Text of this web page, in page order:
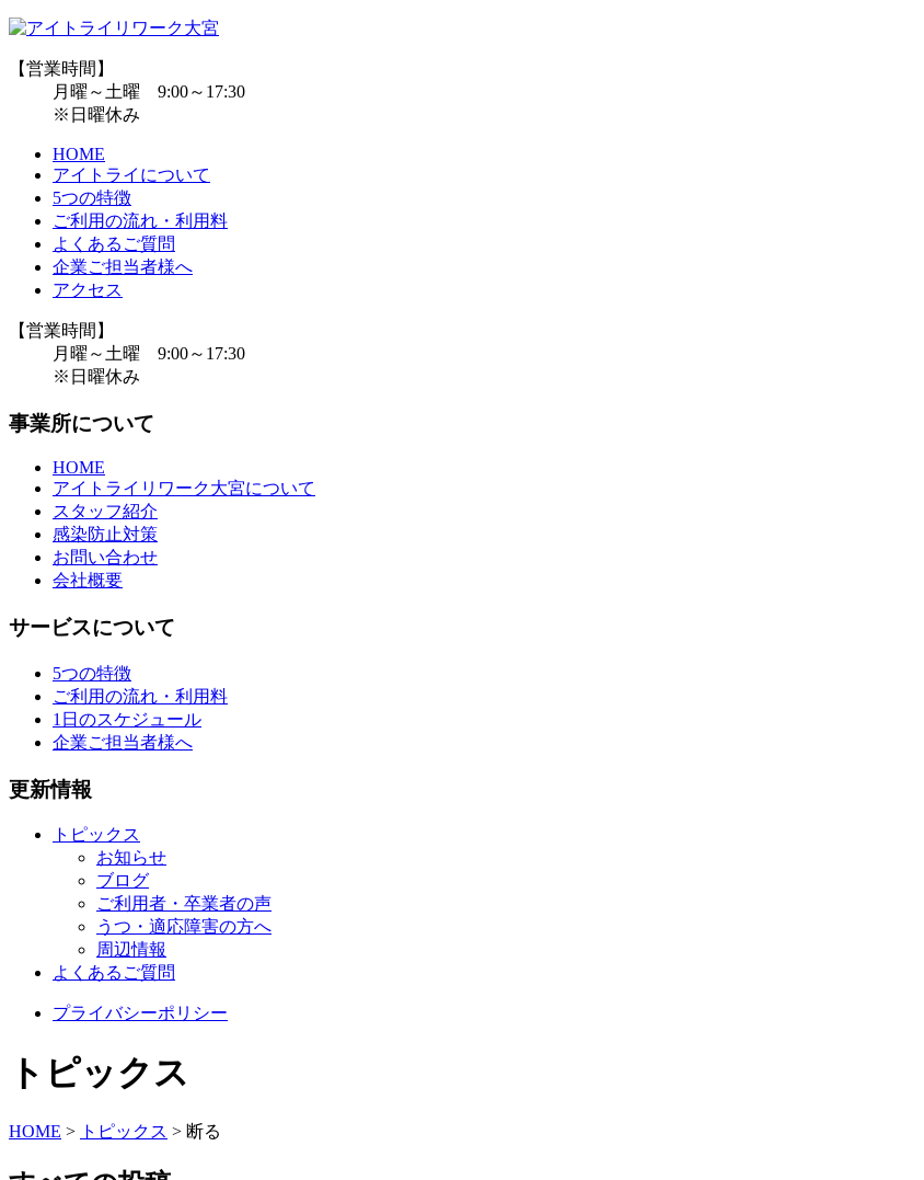
【営業時間】
月曜～土曜 9:00～17:30
※日曜休み
HOME
アイトライについて
5つの特徴
ご利用の流れ・利用料
よくあるご質問
企業ご担当者様へ
アクセス
【営業時間】
月曜～土曜 9:00～17:30
※日曜休み
事業所について
HOME
アイトライリワーク大宮について
スタッフ紹介
感染防止対策
お問い合わせ
会社概要
サービスについて
5つの特徴
ご利用の流れ・利用料
1日のスケジュール
企業ご担当者様へ
更新情報
トピックス
お知らせ
ブログ
ご利用者・卒業者の声
うつ・適応障害の方へ
周辺情報
よくあるご質問
プライバシーポリシー
トピックス
HOME > トピックス > 断る